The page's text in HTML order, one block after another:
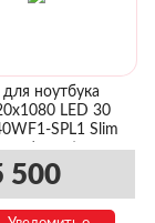
ноутбука
LED 30
SPL1 Slim
снизу)
500